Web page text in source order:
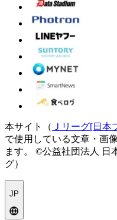
本サイト（ Ｊリーグ[日本
で使用している文章・画
ます。
©公益社団法人 日
グ）
JP